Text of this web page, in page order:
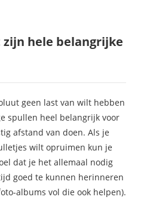
hele belangrijke
geen last van wilt hebben
spullen heel belangrijk voor
afstand van doen. Als je
wilt opruimen kun je
dat je het allemaal nodig
goed te kunnen herinneren
albums vol die ook helpen).